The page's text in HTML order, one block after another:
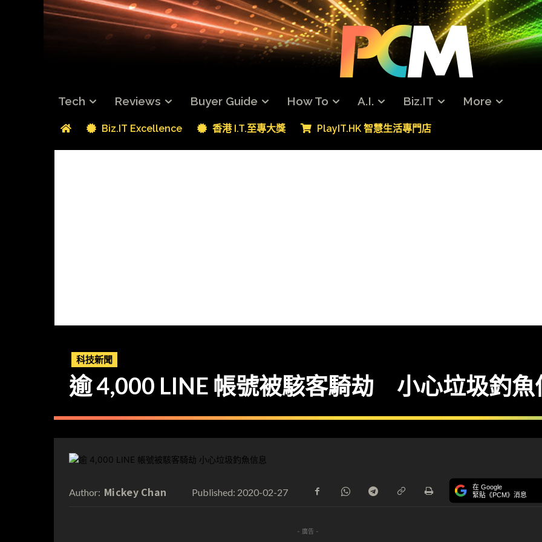
Tech Reviews Buyer Guide How To A.I. Biz.IT More
Biz.IT Excellence 香港 I.T.至專大獎 PlayIT.HK 智慧生活專門店
科技新聞
逾 4,000 LINE 帳號被駭客騎劫 小心垃圾釣魚
Author: Mickey Chan Published: 2020-02-27 在 Google
緊貼《PCM》消息
- 廣告 -